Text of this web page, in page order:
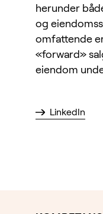
herunder
og
omfattende
«forward»
eiendom
LinkedIn